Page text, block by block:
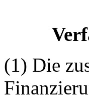
(1) Die